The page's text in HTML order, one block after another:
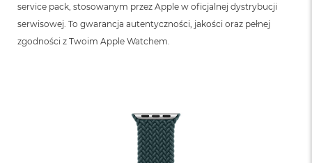
service pack, stosowanym przez Apple w oficjalnej dystrybucji
serwisowej. To gwarancja autentyczności, jakości oraz pełnej
zgodności z Twoim Apple Watchem.